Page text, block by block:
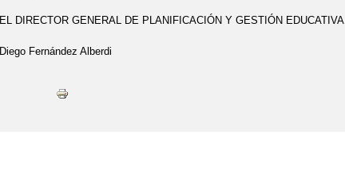
EL DIRECTOR GENERAL DE PLANIFICACIÓN Y GESTIÓN EDUCATIVA
Diego Fernández Alberdi